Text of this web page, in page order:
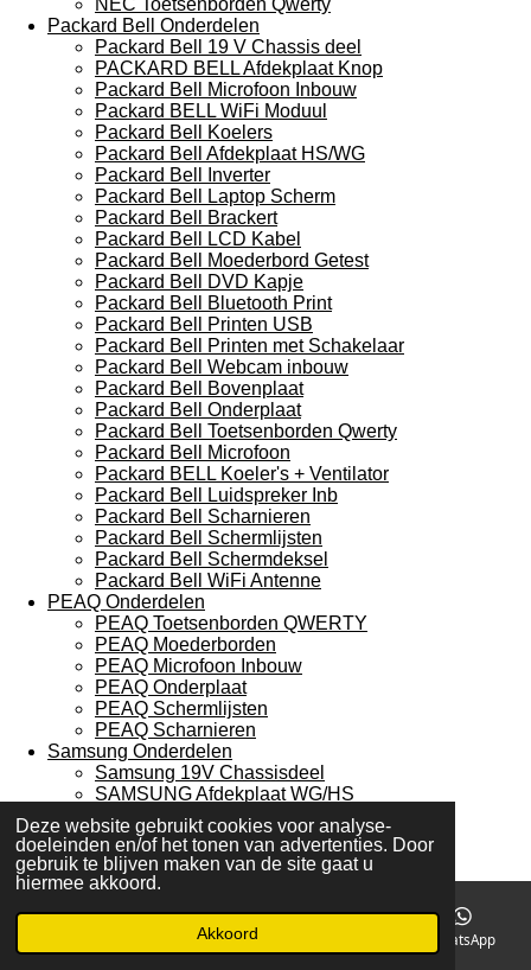
Deze website gebruikt cookies voor analyse-
doeleinden en/of het tonen van advertenties. Door
gebruik te blijven maken van de site gaat u
hiermee akkoord.
Akkoord
NEC Toetsenborden Qwerty
Packard Bell Onderdelen
Packard Bell 19 V Chassis deel
PACKARD BELL Afdekplaat Knop
Packard Bell Microfoon Inbouw
Packard BELL WiFi Moduul
Packard Bell Koelers
Packard Bell Afdekplaat HS/WG
Packard Bell Inverter
Packard Bell Laptop Scherm
Packard Bell Brackert
Packard Bell LCD Kabel
Packard Bell Moederbord Getest
Packard Bell DVD Kapje
Packard Bell Bluetooth Print
Packard Bell Printen USB
Packard Bell Printen met Schakelaar
Packard Bell Webcam inbouw
Packard Bell Bovenplaat
Packard Bell Onderplaat
Packard Bell Toetsenborden Qwerty
Packard Bell Microfoon
Packard BELL Koeler's + Ventilator
Packard Bell Luidspreker Inb
Packard Bell Scharnieren
Packard Bell Schermlijsten
Packard Bell Schermdeksel
Packard Bell WiFi Antenne
PEAQ Onderdelen
PEAQ Toetsenborden QWERTY
PEAQ Moederborden
PEAQ Microfoon Inbouw
PEAQ Onderplaat
PEAQ Schermlijsten
PEAQ Scharnieren
Samsung Onderdelen
Samsung 19V Chassisdeel
SAMSUNG Afdekplaat WG/HS
SAMSUNG Koeler's + Ventilator
SAMSUNG Bluetooth Print
SAMSUNG Koelers
SAMSUNG Microfoon Inbouw
SAMSUNG Inverter Board
Telefoonnummer WhatsApp